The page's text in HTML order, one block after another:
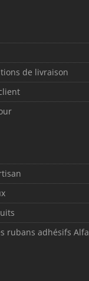
de livraison
rubans adhésifs Alfa